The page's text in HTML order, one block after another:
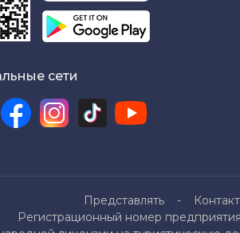
сети
Представлять Контакт
Регистрационный номер